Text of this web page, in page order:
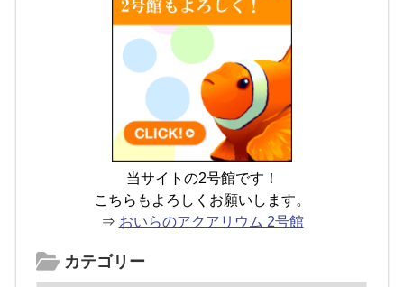
当サイトの2号館です！
こちらもよろしくお願いします。
⇒ おいらのアクアリウム 2号館
カテゴリー